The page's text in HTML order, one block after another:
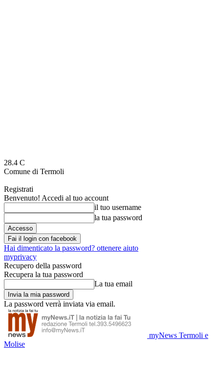
28.4 C
Comune di Termoli
Registrati
Benvenuto! Accedi al tuo account
il tuo username
la tua password
Fai il login con facebook
Hai dimenticato la password? ottenere aiuto
myprivacy
Recupero della password
Recupera la tua password
La tua email
La password verrà inviata via email.
myNews Termoli e
Molise